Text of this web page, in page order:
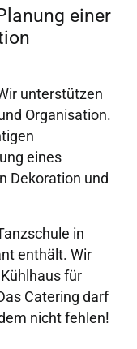
einer
unterstützen
Organisation.
eines
Dekoration und
in
enthält. Wir
für
Catering darf
nicht fehlen!